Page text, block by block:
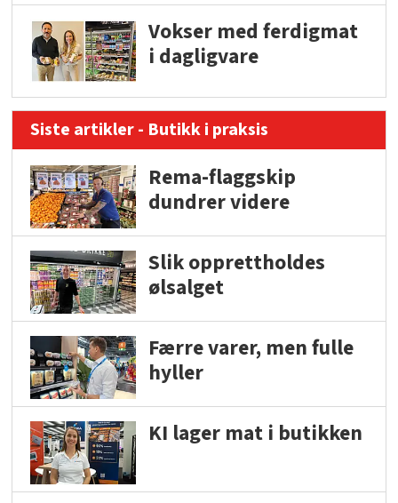
Vokser med ferdigmat
i dagligvare
Siste artikler - Butikk i praksis
Rema-flaggskip
dundrer videre
Slik opprettholdes
ølsalget
Færre varer, men fulle
hyller
KI lager mat i butikken